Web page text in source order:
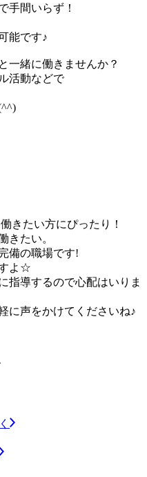
手間いらず！
能です♪
一緒に働きませんか？
活動などで
きたい方にぴったり！
きたい。
備の職場です!
よ☆
指導するので心配はいりま
に声をかけてくださいね♪